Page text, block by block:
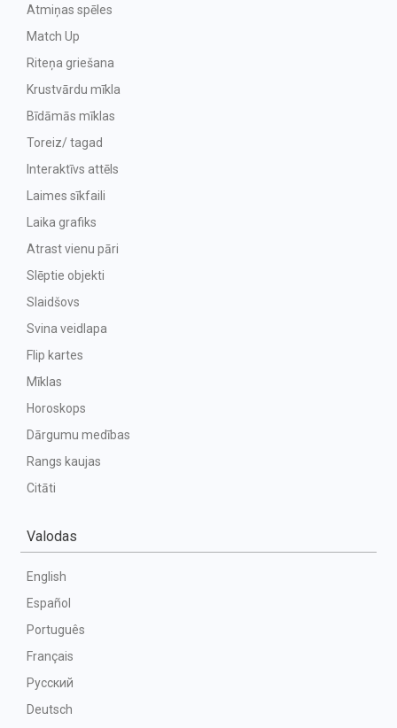
Atmiņas spēles
Match Up
Riteņa griešana
Krustvārdu mīkla
Bīdāmās mīklas
Toreiz/ tagad
Interaktīvs attēls
Laimes sīkfaili
Laika grafiks
Atrast vienu pāri
Slēptie objekti
Slaidšovs
Svina veidlapa
Flip kartes
Mīklas
Horoskops
Dārgumu medības
Rangs kaujas
Citāti
Valodas
English
Español
Português
Français
Русский
Deutsch